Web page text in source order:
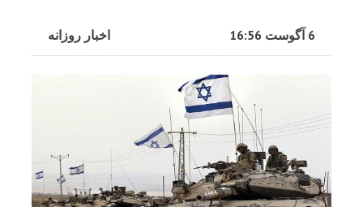
اخبار روزانه 6 آگوست 16:56